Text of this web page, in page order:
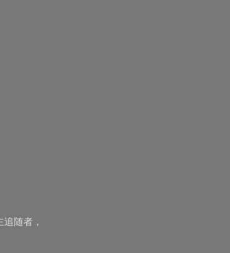
随者，